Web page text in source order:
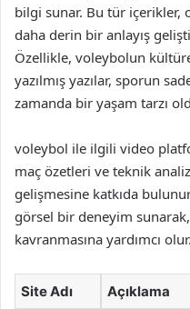
bilgi sunar. Bu tür içerikler,
daha derin bir anlayış
Özellikle, voleybolun
yazılmış yazılar, sporun
zamanda bir yaşam tarzı
voleybol ile ilgili video
maç özetleri ve teknik
gelişmesine katkıda
görsel bir deneyim
kavranmasına yardımcı olur.
Site Adı Açıklama